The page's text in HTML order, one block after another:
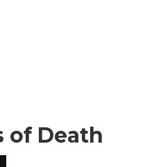
of Death